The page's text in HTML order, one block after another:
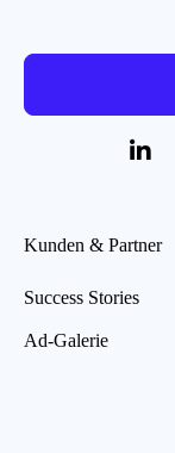
Kunden & Partner
Success Stories
Ad-Galerie